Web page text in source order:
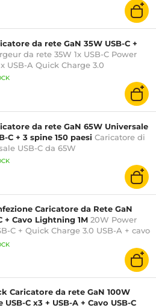
da rete GaN 35W USB-C +
da rete 35W 1x USB-C Power
USB-A Quick Charge 3.0
da rete GaN 65W Universale
C + 3 spine 150 paesi Caricatore di
USB-C da 65W
Caricatore da Rete GaN
+ Cavo Lightning 1M 20W Power
C + Quick Charge 3.0 USB-A + cavo
Caricatore da rete GaN 100W
C x3 + USB-A + Cavo USB-C